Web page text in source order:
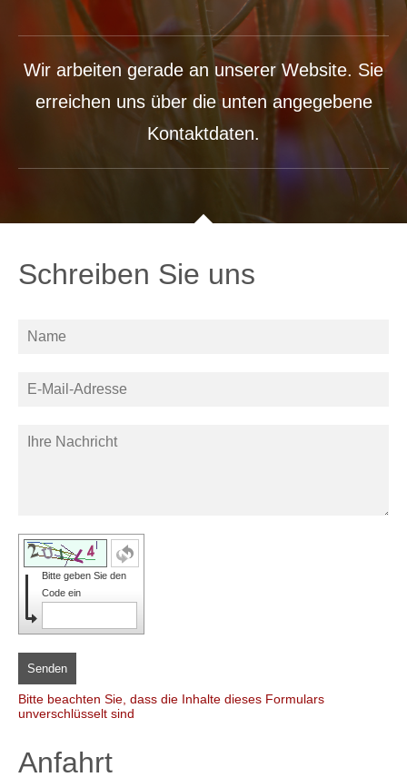
Wir arbeiten gerade an unserer Website. Sie
erreichen uns über die unten angegebene
Kontaktdaten.
Schreiben Sie uns
Bitte geben Sie den
Code ein
Senden
Bitte beachten Sie, dass die Inhalte dieses Formulars
unverschlüsselt sind
Anfahrt